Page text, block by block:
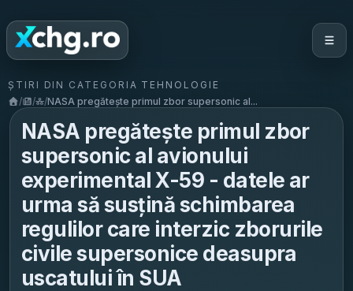
ȘTIRI DIN CATEGORIA TEHNOLOGIE
/
/ /NASA pregătește primul zbor supersonic al...
NASA pregătește primul zbor
supersonic al avionului
experimental X-59 - datele ar
urma să susțină schimbarea
regulilor care interzic zborurile
civile supersonice deasupra
uscatului în SUA